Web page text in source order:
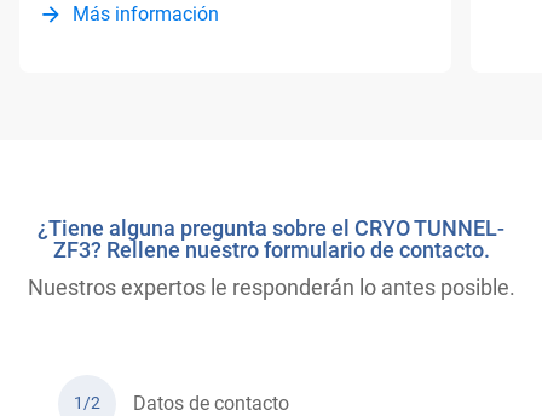
Más información
¿Tiene alguna pregunta sobre el CRYO TUNNEL-
ZF3? Rellene nuestro formulario de contacto.
Nuestros expertos le responderán lo antes posible.
1/2 Datos de contacto